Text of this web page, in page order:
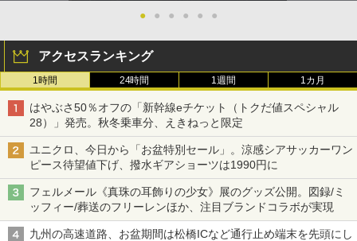
● ● ● ● ● ●
アクセスランキング
1時間 24時間 1週間 1カ月
はやぶさ50％オフの「新幹線eチケット（トクだ値スペシャル
28）」発売。秋冬乗車分、えきねっと限定
ユニクロ、今日から「お盆特別セール」。涼感シアサッカーワン
ピース待望値下げ、撥水ギアショーツは1990円に
フェルメール《真珠の耳飾りの少女》展のグッズ公開。図録/ミ
ッフィー/葬送のフリーレンほか、注目ブランドコラボが実現
九州の高速道路、お盆期間は松橋ICなど通行止め端末を先頭にし